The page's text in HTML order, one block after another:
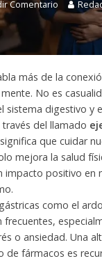
Comentario
más de la
No es
sistema digestivo y
del llamado
que cuidar
mejora la salud
impacto positivo en
como el
frecuentes,
o ansiedad. Una
de fármacos es